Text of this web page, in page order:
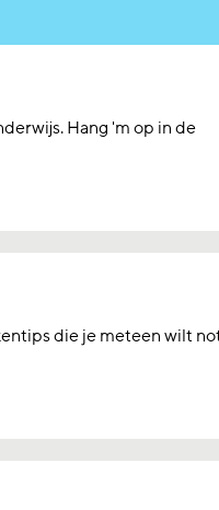
Hang 'm op in de
die je meteen wilt